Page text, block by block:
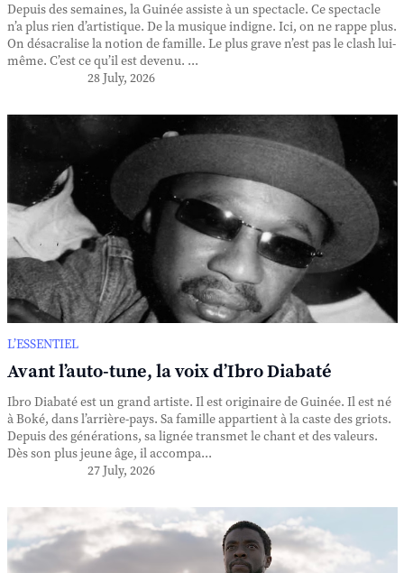
Depuis des semaines, la Guinée assiste à un spectacle. Ce spectacle
n’a plus rien d’artistique. De la musique indigne. Ici, on ne rappe plus.
On désacralise la notion de famille. Le plus grave n’est pas le clash lui-
même. C’est ce qu’il est devenu. ...
28 July, 2026
L’ESSENTIEL
Avant l’auto-tune, la voix d’Ibro Diabaté
Ibro Diabaté est un grand artiste. Il est originaire de Guinée. Il est né
à Boké, dans l’arrière-pays. Sa famille appartient à la caste des griots.
Depuis des générations, sa lignée transmet le chant et des valeurs.
Dès son plus jeune âge, il accompa...
27 July, 2026